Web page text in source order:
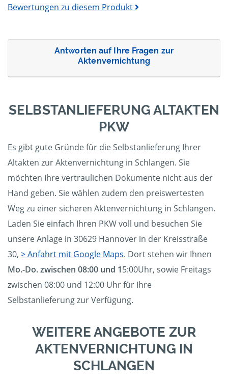
Bewertungen zu diesem Produkt
Antworten auf Ihre Fragen zur
Aktenvernichtung
SELBSTANLIEFERUNG ALTAKTEN
PKW
Es gibt gute Gründe für die Selbstanlieferung Ihrer
Altakten zur Aktenvernichtung in Schlangen. Sie
möchten Ihre vertraulichen Dokumente nicht aus der
Hand geben. Sie wählen zudem den preiswertesten
Weg zu einer sicheren Aktenvernichtung in Schlangen.
Laden Sie einfach Ihren PKW voll und besuchen Sie
unsere Anlage in 30629 Hannover in der Kreisstraße
30, > Anfahrt mit Google Maps. Dort stehen wir Ihnen
Mo.-Do. zwischen 08:00 und 15:00Uhr, sowie Freitags
zwischen 08:00 und 12:00 Uhr für Ihre
Selbstanlieferung zur Verfügung.
WEITERE ANGEBOTE ZUR
AKTENVERNICHTUNG IN
SCHLANGEN